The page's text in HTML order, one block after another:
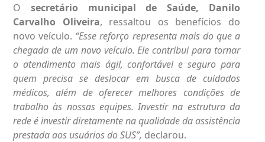
O secretário municipal de Saúde, Danilo
Carvalho Oliveira, ressaltou os benefícios do
novo veículo. “Esse reforço representa mais do que a
chegada de um novo veículo. Ele contribui para tornar
o atendimento mais ágil, confortável e seguro para
quem precisa se deslocar em busca de cuidados
médicos, além de oferecer melhores condições de
trabalho às nossas equipes. Investir na estrutura da
rede é investir diretamente na qualidade da assistência
prestada aos usuários do SUS”, declarou.